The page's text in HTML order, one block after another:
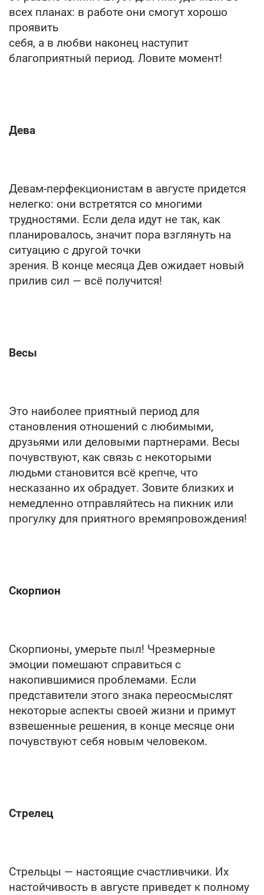
всех планах: в работе они смогут хорошо
проявить
себя, а в любви наконец наступит
благоприятный период. Ловите момент!
Дева
Девам-перфекционистам в августе придется
нелегко: они встретятся со многими
трудностями. Если дела идут не так, как
планировалось, значит пора взглянуть на
ситуацию с другой точки
зрения. В конце месяца Дев ожидает новый
прилив сил — всё получится!
Весы
Это наиболее приятный период для
становления отношений с любимыми,
друзьями или деловыми партнерами. Весы
почувствуют, как связь с некоторыми
людьми становится всё крепче, что
несказанно их обрадует. Зовите близких и
немедленно отправляйтесь на пикник или
прогулку для приятного времяпровождения!
Скорпион
Скорпионы, умерьте пыл! Чрезмерные
эмоции помешают справиться с
накопившимися проблемами. Если
представители этого знака переосмыслят
некоторые аспекты своей жизни и примут
взвешенные решения, в конце месяце они
почувствуют себя новым человеком.
Стрелец
Стрельцы — настоящие счастливчики. Их
настойчивость в августе приведет к полному